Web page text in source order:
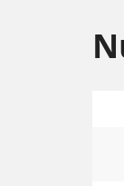
to
to
to